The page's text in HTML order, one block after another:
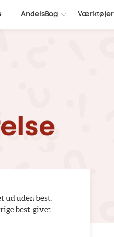
AndelsBog Værktøjer
ud uden best.
best. givet